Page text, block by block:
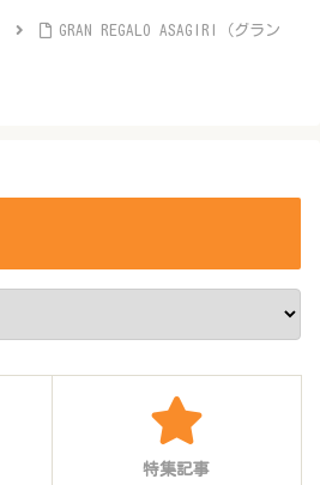
GRAN REGALO ASAGIRI（グラン
特集記事